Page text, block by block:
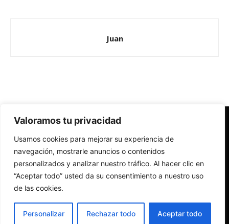
Valoramos tu privacidad
Usamos cookies para mejorar su experiencia de
navegación, mostrarle anuncios o contenidos
personalizados y analizar nuestro tráfico. Al hacer clic en
“Aceptar todo” usted da su consentimiento a nuestro uso
de las cookies.
Personalizar Rechazar todo Aceptar todo
Juan
Redes Cristianas
Una mirada alternativa sobre la Iglesia católica y la sociedad
- Colectivos de Redes Cristianas